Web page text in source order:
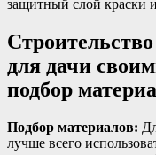
защитный слой краски
для дачи
подбор
Подбор материалов:
лучше всего